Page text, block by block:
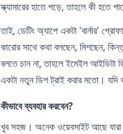
স্ক্যামারের হাতে পড়ে, তাহলে কী হতে
তাই, ডেটিং অ্যাপে একটা 'বার্নার'
কারোর সাথে কথা বলছেন, মিশছেন,
বলতে চান না, তাহলে ইমেইল আইডিটা
একটা নতুন ডিশ ট্রাই করার মতো। যদি
কীভাবে ব্যবহার করবেন?
খুব সহজ। অনেক ওয়েবসাইট আছে